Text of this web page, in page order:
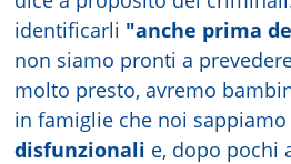
identificarli "anche prima
non siamo pronti a
molto presto, avremo
in famiglie che noi
disfunzionali e, dopo pochi